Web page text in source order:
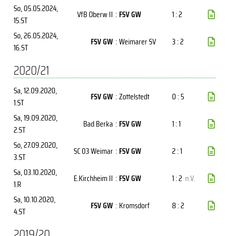
So, 05.05.2024,
15.ST
VfB Oberw II : FSV GW
1 : 2
So, 26.05.2024,
16.ST
FSV GW :Weimarer SV 3 : 2
2020/21
Sa, 12.09.2020,
1.ST
FSV GW :Zottelstedt
0 : 5
Sa, 19.09.2020,
2.ST
Bad Berka : FSV GW
1 : 1
So, 27.09.2020,
3.ST
SC 03 Weimar : FSV GW
2 : 1
Sa, 03.10.2020,
1.R
E.Kirchheim II : FSV GW 1 : 2 n.V.
Sa, 10.10.2020,
4.ST
FSV GW : Kromsdorf 8 : 2